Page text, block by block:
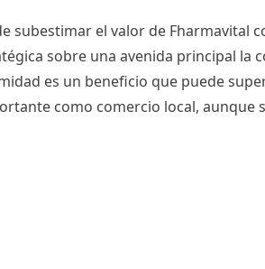
subestimar el valor de Fharmavital
sobre una avenida principal
es un beneficio que puede
como comercio local,